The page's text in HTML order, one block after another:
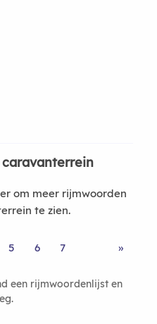
caravanterrein
om meer rijmwoorden
te zien.
5 6 7 »
een rijmwoordenlijst en